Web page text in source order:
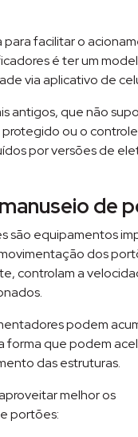
para facilitar o
é ter um
via aplicativo de
antigos, que não
ou o
por versões de
de
são equipamentos
dos
controlam a
podem
forma que podem
das estruturas.
melhor os
portões: